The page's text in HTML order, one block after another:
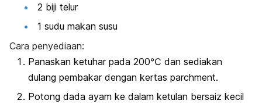
2 biji telur
1 sudu makan susu
Cara penyediaan:
Panaskan ketuhar pada 200℃ dan sediakan
dulang pembakar dengan kertas parchment.
Potong dada ayam ke dalam ketulan bersaiz kecil